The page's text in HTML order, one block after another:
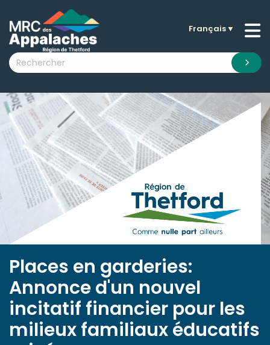
submenu (La MRC )
submenu (Citoyens )
submenu (Visiteurs )
submenu (Nouvelles )
submenu (Documentation )
Français▼
Places en garderies:
Annonce d'un nouvel
incitatif financier pour les
milieux familiaux éducatifs